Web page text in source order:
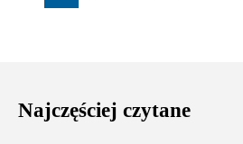
Najczęściej czytane